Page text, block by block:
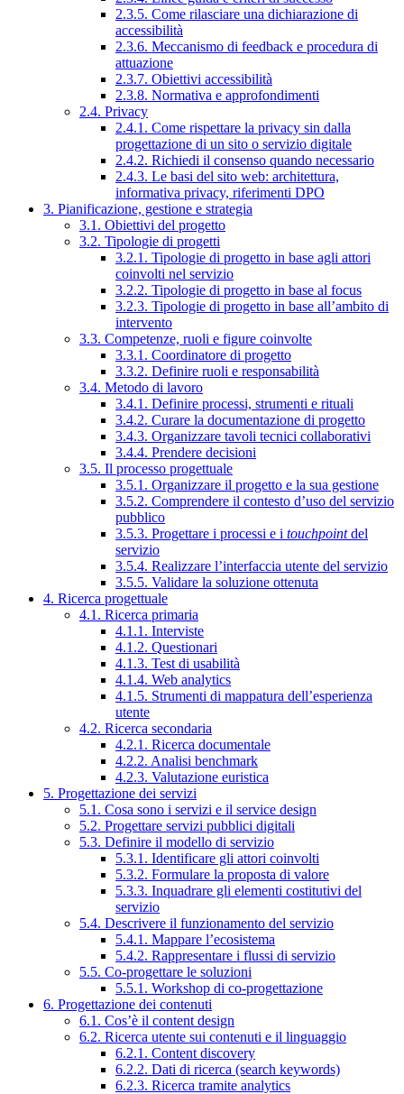
2.3.5. Come rilasciare una dichiarazione di
accessibilità
2.3.6. Meccanismo di feedback e procedura di
attuazione
2.3.7. Obiettivi accessibilità
2.3.8. Normativa e approfondimenti
2.4. Privacy
2.4.1. Come rispettare la privacy sin dalla
progettazione di un sito o servizio digitale
2.4.2. Richiedi il consenso quando necessario
2.4.3. Le basi del sito web: architettura,
informativa privacy, riferimenti DPO
3. Pianificazione, gestione e strategia
3.1. Obiettivi del progetto
3.2. Tipologie di progetti
3.2.1. Tipologie di progetto in base agli attori
coinvolti nel servizio
3.2.2. Tipologie di progetto in base al focus
3.2.3. Tipologie di progetto in base all’ambito di
intervento
3.3. Competenze, ruoli e figure coinvolte
3.3.1. Coordinatore di progetto
3.3.2. Definire ruoli e responsabilità
3.4. Metodo di lavoro
3.4.1. Definire processi, strumenti e rituali
3.4.2. Curare la documentazione di progetto
3.4.3. Organizzare tavoli tecnici collaborativi
3.4.4. Prendere decisioni
3.5. Il processo progettuale
3.5.1. Organizzare il progetto e la sua gestione
3.5.2. Comprendere il contesto d’uso del servizio
pubblico
3.5.3. Progettare i processi e i touchpointdel
servizio
3.5.4. Realizzare l’interfaccia utente del servizio
3.5.5. Validare la soluzione ottenuta
4. Ricerca progettuale
4.1. Ricerca primaria
4.1.1. Interviste
4.1.2. Questionari
4.1.3. Test di usabilità
4.1.4. Web analytics
4.1.5. Strumenti di mappatura dell’esperienza
utente
4.2. Ricerca secondaria
4.2.1. Ricerca documentale
4.2.2. Analisi benchmark
4.2.3. Valutazione euristica
5. Progettazione dei servizi
5.1. Cosa sono i servizi e il service design
5.2. Progettare servizi pubblici digitali
5.3. Definire il modello di servizio
5.3.1. Identificare gli attori coinvolti
5.3.2. Formulare la proposta di valore
5.3.3. Inquadrare gli elementi costitutivi del
servizio
5.4. Descrivere il funzionamento del servizio
5.4.1. Mappare l’ecosistema
5.4.2. Rappresentare i flussi di servizio
5.5. Co-progettare le soluzioni
5.5.1. Workshop di co-progettazione
6. Progettazione dei contenuti
6.1. Cos’è il content design
6.2. Ricerca utente sui contenuti e il linguaggio
6.2.1. Content discovery
6.2.2. Dati di ricerca (search keywords)
6.2.3. Ricerca tramite analytics